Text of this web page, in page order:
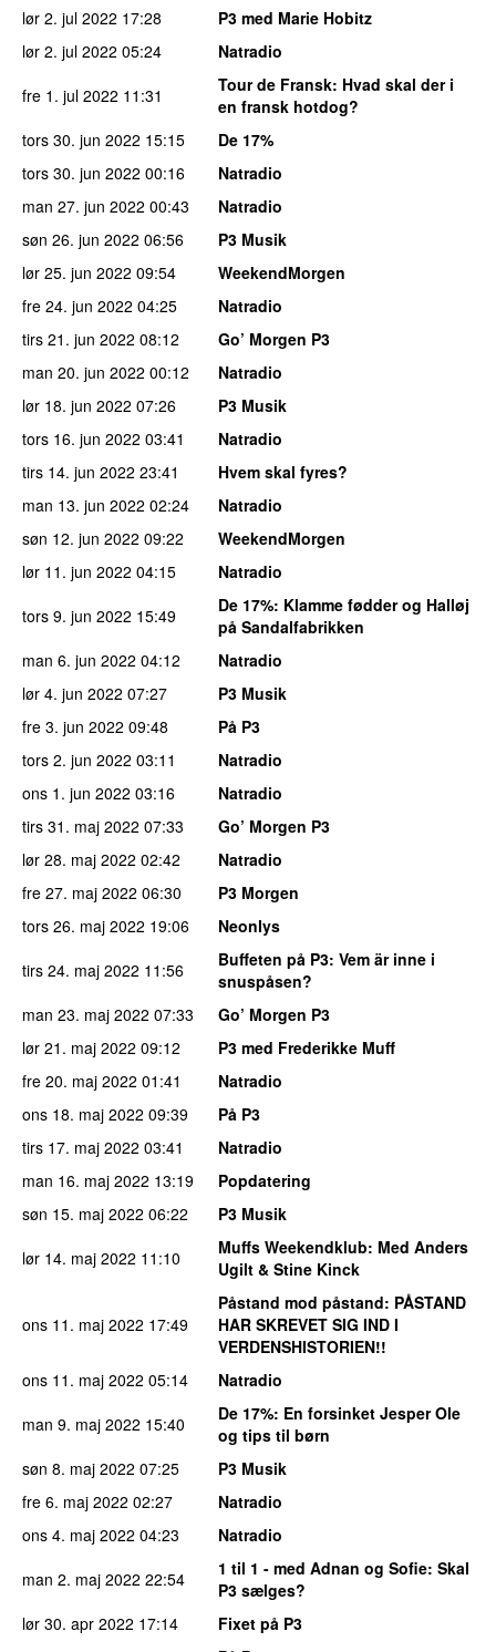
lør 2. jul 2022 17:28
P3 med Marie Hobitz
lør 2. jul 2022 05:24
Natradio
fre 1. jul 2022 11:31 Tour de Fransk: Hvad skal der i
en fransk hotdog?
tors 30. jun 2022 15:15
De 17%
tors 30. jun 2022 00:16
Natradio
man 27. jun 2022 00:43
Natradio
søn 26. jun 2022 06:56
P3 Musik
lør 25. jun 2022 09:54
WeekendMorgen
fre 24. jun 2022 04:25
Natradio
tirs 21. jun 2022 08:12
Go’ Morgen P3
man 20. jun 2022 00:12
Natradio
lør 18. jun 2022 07:26
P3 Musik
tors 16. jun 2022 03:41
Natradio
tirs 14. jun 2022 23:41
Hvem skal fyres?
man 13. jun 2022 02:24
Natradio
søn 12. jun 2022 09:22
WeekendMorgen
lør 11. jun 2022 04:15
Natradio
tors 9. jun 2022 15:49 De 17%: Klamme fødder og Halløj
på Sandalfabrikken
man 6. jun 2022 04:12
Natradio
lør 4. jun 2022 07:27
P3 Musik
fre 3. jun 2022 09:48
På P3
tors 2. jun 2022 03:11
Natradio
ons 1. jun 2022 03:16
Natradio
tirs 31. maj 2022 07:33
Go’ Morgen P3
lør 28. maj 2022 02:42
Natradio
fre 27. maj 2022 06:30
P3 Morgen
tors 26. maj 2022 19:06
Neonlys
tirs 24. maj 2022 11:56 Buffeten på P3: Vem är inne i
snuspåsen?
man 23. maj 2022 07:33
Go’ Morgen P3
lør 21. maj 2022 09:12
P3 med Frederikke Muff
fre 20. maj 2022 01:41
Natradio
ons 18. maj 2022 09:39
På P3
tirs 17. maj 2022 03:41
Natradio
man 16. maj 2022 13:19
Popdatering
søn 15. maj 2022 06:22
P3 Musik
lør 14. maj 2022 11:10 Muffs Weekendklub: Med Anders
Ugilt & Stine Kinck
ons 11. maj 2022 17:49
Påstand mod påstand: PÅSTAND
HAR SKREVET SIG IND I
VERDENSHISTORIEN!!
ons 11. maj 2022 05:14
Natradio
man 9. maj 2022 15:40 De 17%: En forsinket Jesper Ole
og tips til børn
søn 8. maj 2022 07:25
P3 Musik
fre 6. maj 2022 02:27
Natradio
ons 4. maj 2022 04:23
Natradio
man 2. maj 2022 22:54 1 til 1 - med Adnan og Sofie: Skal
P3 sælges?
lør 30. apr 2022 17:14
Fixet på P3